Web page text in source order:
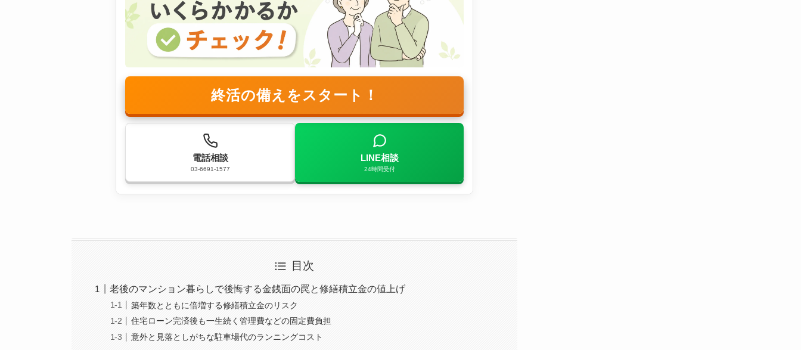
終活の備えをスタート！
電話相談
03-6691-1577
LINE相談
24時間受付
目次
老後のマンション暮らしで後悔する金銭面の罠と修繕積立金の値上げ
築年数とともに倍増する修繕積立金のリスク
住宅ローン完済後も一生続く管理費などの固定費負担
意外と見落としがちな駐車場代のランニングコスト